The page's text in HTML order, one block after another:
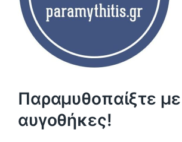
Παραμυθοπαίξτε με
αυγοθήκες!